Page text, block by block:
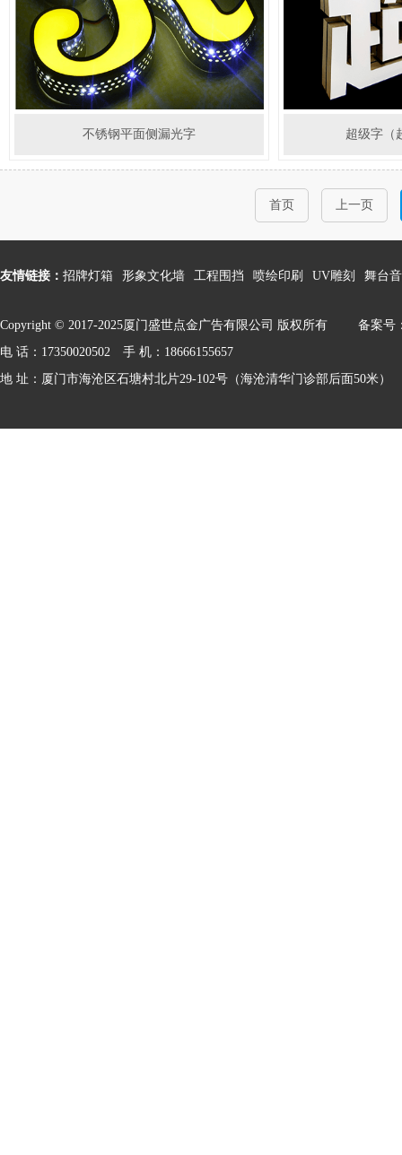
不锈钢平面侧漏光字 超级字（
首页 上一页
友情链接： 招牌灯箱 形象文化墙 工程围挡 喷绘印刷 UV雕刻 舞台
Copyright © 2017-2025厦门盛世点金广告有限公司 版权所有 备案号
电 话：17350020502 手 机：18666155657
地 址：厦门市海沧区石塘村北片29-102号（海沧清华门诊部后面50米）